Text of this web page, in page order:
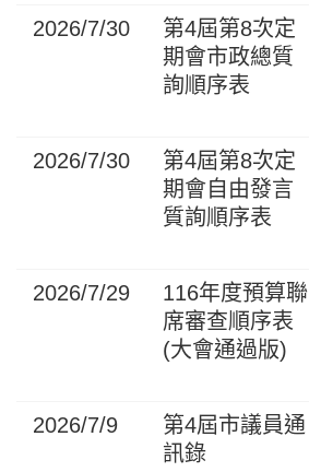
2026/7/30
第4屆第8次定
期會市政總質
詢順序表
2026/7/30
第4屆第8次定
期會自由發言
質詢順序表
2026/7/29
116年度預算聯
席審查順序表
(大會通過版)
2026/7/9
第4屆市議員通
訊錄